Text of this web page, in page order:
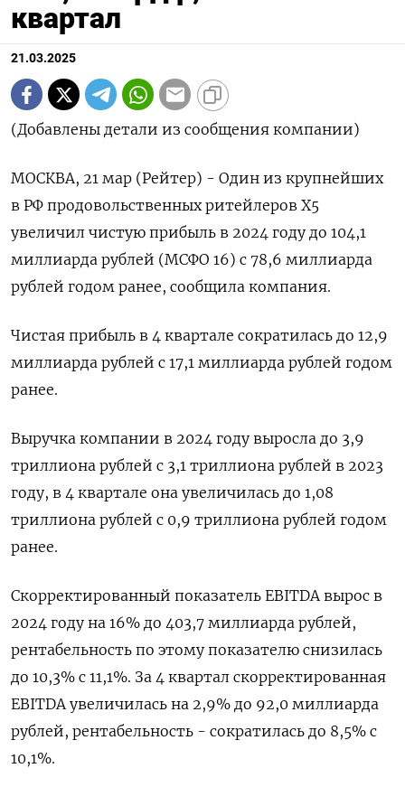
квартал
21.03.2025
(Добавлены детали из сообщения компании)
МОСКВА, 21 мар (Рейтер) - Один из крупнейших
в РФ продовольственных ритейлеров Х5
увеличил чистую прибыль в 2024 году до 104,1
миллиарда рублей (МСФО 16) с 78,6 миллиарда
рублей годом ранее, сообщила компания.
Чистая прибыль в 4 квартале сократилась до 12,9
миллиарда рублей с 17,1 миллиарда рублей годом
ранее.
Выручка компании в 2024 году выросла до 3,9
триллиона рублей с 3,1 триллиона рублей в 2023
году, в 4 квартале она увеличилась до 1,08
триллиона рублей с 0,9 триллиона рублей годом
ранее.
Скорректированный показатель EBITDA вырос в
2024 году на 16% до 403,7 миллиарда рублей,
рентабельность по этому показателю снизилась
до 10,3% с 11,1%. За 4 квартал скорректированная
EBITDA увеличилась на 2,9% до 92,0 миллиарда
рублей, рентабельность - сократилась до 8,5% с
10,1%.